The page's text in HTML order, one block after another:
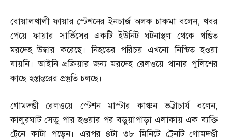
বোয়ালখালী ফায়ার স্টেশনের ইনচার্জ অলক চাকমা বলেন,খবর
পেয়ে ফায়ার সার্ভিসের একটি ইউনিট ঘটনাস্থল থেকে খণ্ডিত
মরদেহ উদ্ধার করেছে। নিহতের পরিচয় এখনো নিশ্চিত হওয়া
যায়নি। আইনি প্রক্রিয়ার জন্য মরদেহ রেলওয়ে থানার পুলিশের
কাছে হস্তান্তরের প্রস্তুতি চলছে।
গোমদণ্ডী রেলওয়ে স্টেশন মাস্টার কাঞ্চন ভট্টাচার্য বলেন,
কালুরঘাট সেতু পার হওয়ার পর বড়ুয়াপাড়া এলাকায় এক ব্যক্তি
ট্রেনে কাটা পড়েন। এরপর ৪টা ৩৮ মিনিটে ট্রেনটি গোমদণ্ডী